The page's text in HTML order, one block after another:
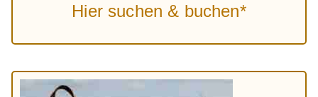
Hier suchen & buchen*